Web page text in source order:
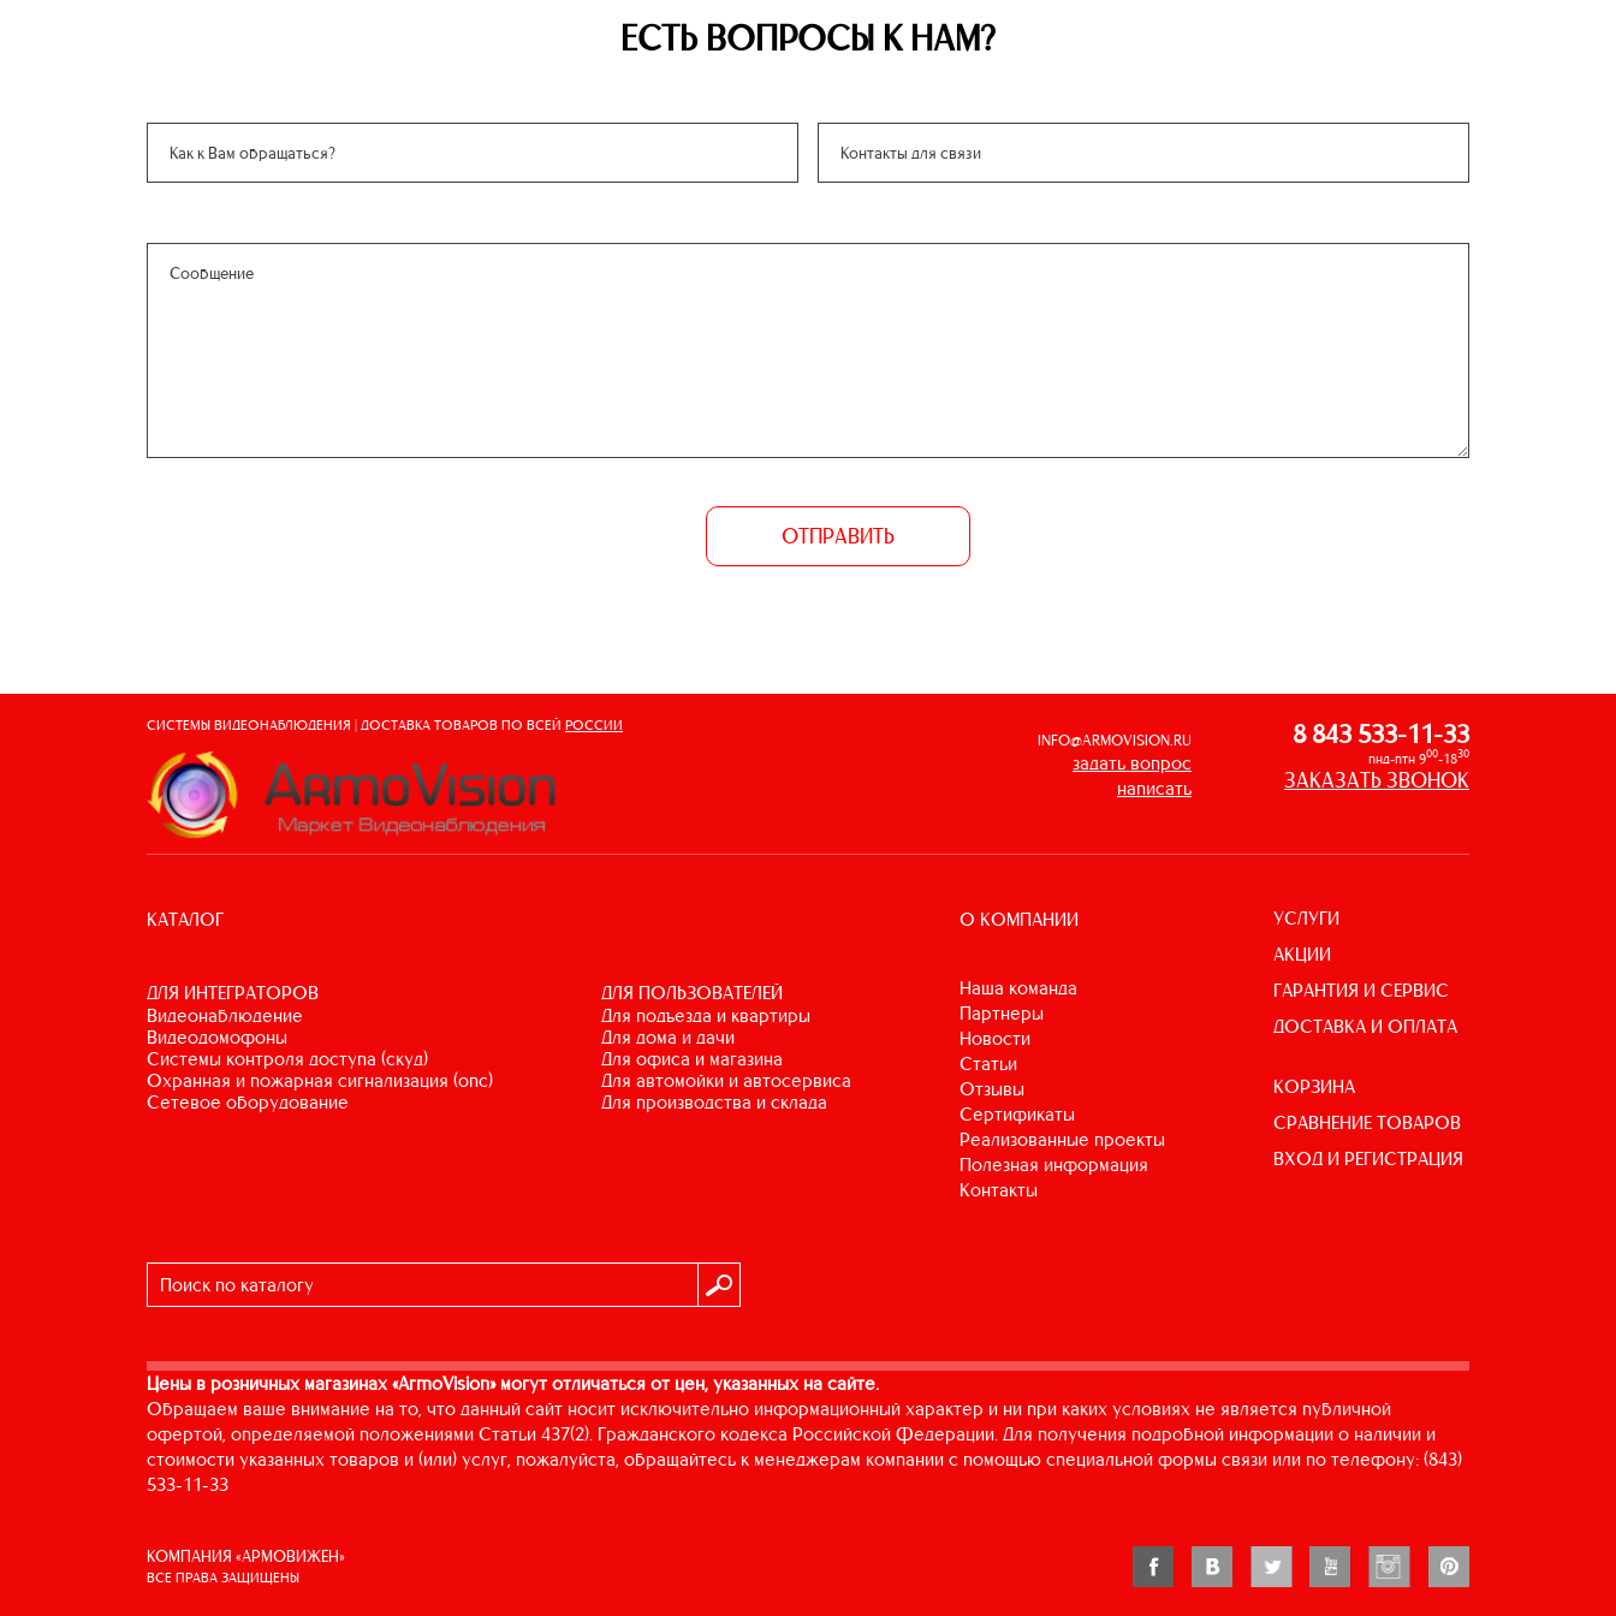
ЕСТЬ ВОПРОСЫ К НАМ?
ОТПРАВИТЬ
СИСТЕМЫ ВИДЕОНАБЛЮДЕНИЯ | ДОСТАВКА ТОВАРОВ ПО ВСЕЙ РОССИИ
INFO@ARMOVISION.RU
задать вопрос
написать
8 843 533-11-33
пнд-птн 900-1830
ЗАКАЗАТЬ ЗВОНОК
КАТАЛОГ
ДЛЯ ИНТЕГРАТОРОВ
видеонаблюдение
видеодомофоны
системы контроля доступа (скуд)
охранная и пожарная сигнализация (опс)
сетевое оборудование
ДЛЯ ПОЛЬЗОВАТЕЛЕЙ
для подъезда и квартиры
для дома и дачи
для офиса и магазина
для автомойки и автосервиса
для производства и склада
О КОМПАНИИ
Наша команда
Партнеры
Новости
Статьи
Отзывы
Сертификаты
Реализованные проекты
Полезная информация
Контакты
УСЛУГИ
АКЦИИ
ГАРАНТИЯ И СЕРВИС
ДОСТАВКА И ОПЛАТА
КОРЗИНА
СРАВНЕНИЕ ТОВАРОВ
ВХОД И РЕГИСТРАЦИЯ
Цены в розничных магазинах «ArmoVision» могут отличаться от цен, указанных на сайте.
Обращаем ваше внимание на то, что данный сайт носит исключительно информационный характер и ни при каких условиях не является публичной
офертой, определяемой положениями Статьи 437(2). Гражданского кодекса Российской Федерации. Для получения подробной информации о наличии и
стоимости указанных товаров и (или) услуг, пожалуйста, обращайтесь к менеджерам компании с помощью специальной формы связи или по телефону: (843)
533-11-33
КОМПАНИЯ «АРМОВИЖЕН»
ВСЕ ПРАВА ЗАЩИЩЕНЫ